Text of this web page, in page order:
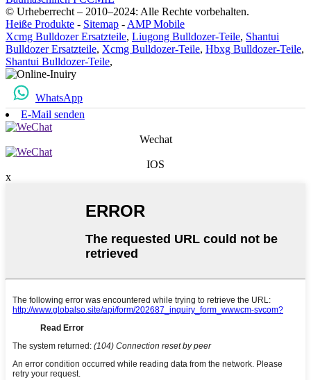
© Urheberrecht – 2010–2024: Alle Rechte vorbehalten.
Heiße Produkte - Sitemap - AMP Mobile
Xcmg Bulldozer Ersatzteile, Liugong Bulldozer-Teile, Shantui
Bulldozer Ersatzteile, Xcmg Bulldozer-Teile, Hbxg Bulldozer-Teile,
Shantui Bulldozer-Teile,
WhatsApp
E-Mail senden
Wechat
IOS
x